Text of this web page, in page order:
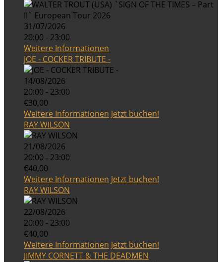
31/07/2026
20:00 - 23:00
Weitere Informationen
JOE - COCKER TRIBUTE -
14/08/2026
20:00 - 23:00
€30,00
Weitere Informationen Jetzt buchen!
RAY WILSON
21/08/2026
20:00 - 23:00
€40,00
Weitere Informationen Jetzt buchen!
RAY WILSON
22/08/2026
20:00 - 23:00
€40,00
Weitere Informationen Jetzt buchen!
JIMMY CORNETT & THE DEADMEN